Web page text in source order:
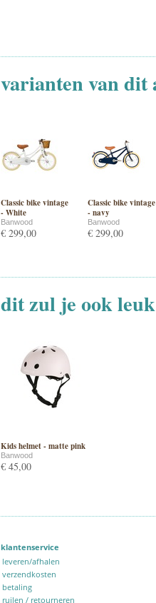
varianten van
Classic bike vintage
- White
Banwood
€ 299,00
Classic bike vintage
- navy
Banwood
€ 299,00
dit zul je ook
Kids helmet - matte pink
Banwood
€ 45,00
klantenservice
leveren/afhalen
verzendkosten
betaling
ruilen / retourneren